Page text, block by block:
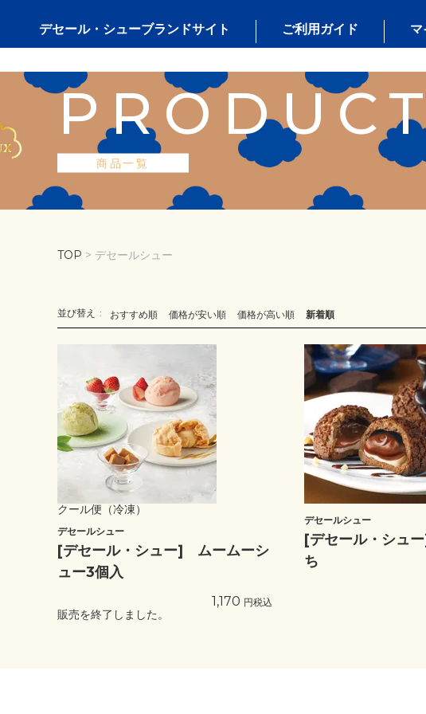
デセール・シューブランドサイト ご利用ガイド マ
商品一覧
TOP デセールシュー
並び替え おすすめ順 価格が安い順 価格が高い順 新着順
クール便（冷凍）
デセールシュー
[デセール・シュー] ムームーシ
ュー3個入
1,170 税込
販売を終了しました。
デセールシュー
[デセール・シュ
ち